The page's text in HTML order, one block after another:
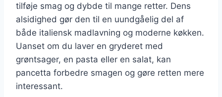
tilføje smag og dybde til mange retter. Dens
alsidighed gør den til en uundgåelig del af
både italiensk madlavning og moderne køkken.
Uanset om du laver en gryderet med
grøntsager, en pasta eller en salat, kan
pancetta forbedre smagen og gøre retten mere
interessant.